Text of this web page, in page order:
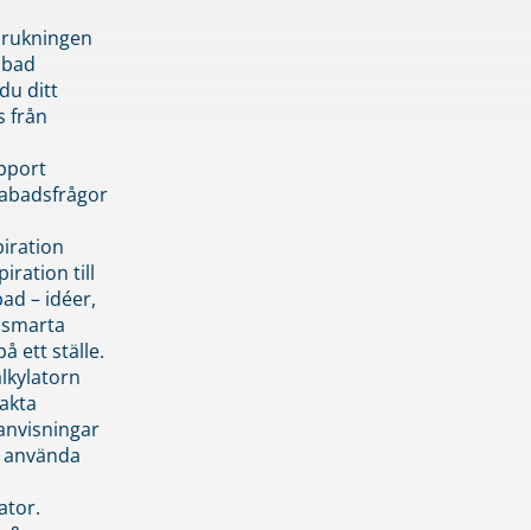
ditt
från
till
– idéer,
ett ställe.